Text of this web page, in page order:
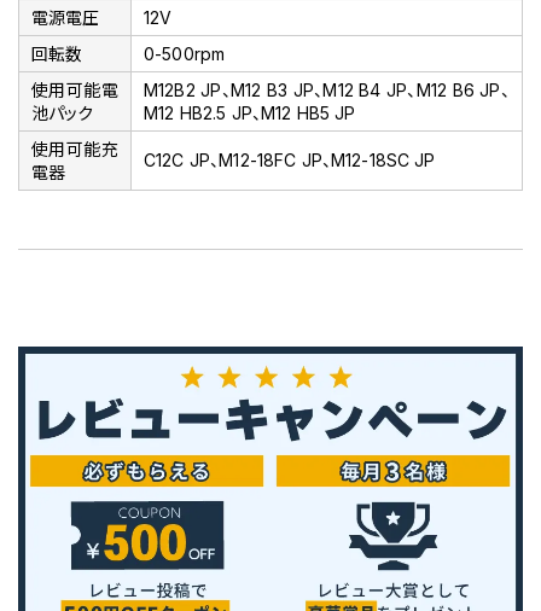
電源電圧
12V
回転数
0-500rpm
使用可能電
池パック
M12B2 JP、M12 B3 JP、M12 B4 JP、M12 B6 JP、
M12 HB2.5 JP、M12 HB5 JP
使用可能充
電器
C12C JP、M12-18FC JP、M12-18SC JP